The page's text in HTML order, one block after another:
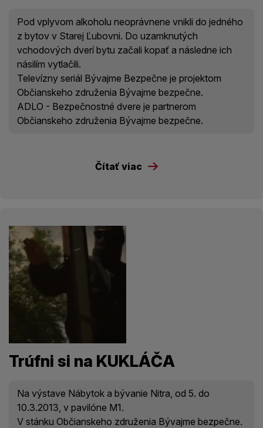
Pod vplyvom alkoholu neoprávnene vnikli do jedného
z bytov v Starej Ľubovni. Do uzamknutých
vchodových dverí bytu začali kopať a následne ich
násilím vytlačili.
Televízny seriál Bývajme Bezpečne je projektom
Občianskeho združenia Bývajme bezpečne.
ADLO - Bezpečnostné dvere je partnerom
Občianskeho združenia Bývajme bezpečne.
Čítať viac
Trúfni si na KUKLÁČA
Na výstave Nábytok a bývanie Nitra, od 5. do
10.3.2013, v pavilóne M1.
V stánku Občianskeho združenia Bývajme bezpečne.